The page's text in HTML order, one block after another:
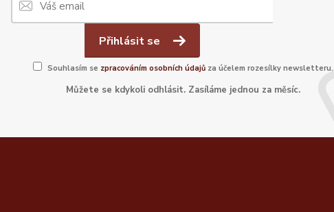
Přihlásit se
Souhlasím se zpracováním osobních údajůza účelem rozesílky newsletteru.
Můžete se kdykoli odhlásit. Zasíláme jednou za měsíc.